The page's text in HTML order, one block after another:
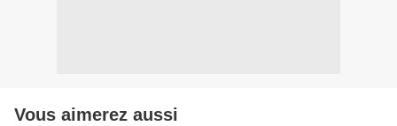
Vous aimerez aussi